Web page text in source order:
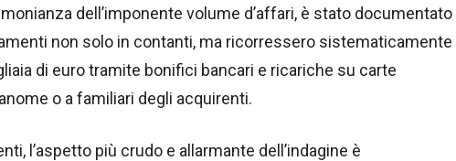
dell’imponente volume d’affari, è stato documentato
non solo in contanti, ma ricorressero sistematicamente
di euro tramite bonifici bancari e ricariche su carte
o a familiari degli acquirenti.
l’aspetto più crudo e allarmante dell’indagine è